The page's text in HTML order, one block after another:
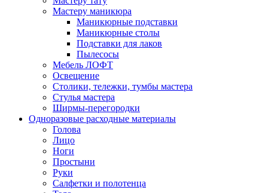
Мастеру маникюра
Маникюрные подставки
Маникюрные столы
Подставки для лаков
Пылесосы
Мебель ЛОФТ
Освещение
Столики, тележки, тумбы мастера
Стулья мастера
Ширмы-перегородки
Одноразовые расходные материалы
Голова
Лицо
Ноги
Простыни
Руки
Салфетки и полотенца